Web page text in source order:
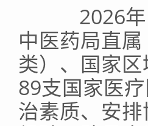
2026年
中医药局直
类）、国家
89支国家医
治素质、安排